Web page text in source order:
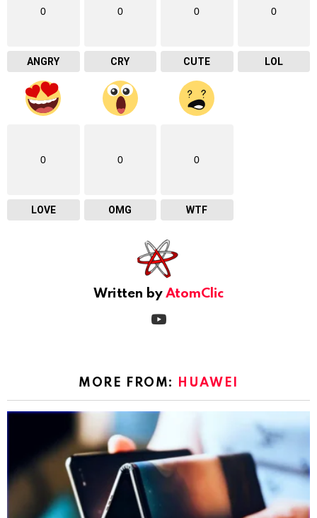
0
ANGRY
0
CRY
0
CUTE
0
LOL
0
LOVE
0
OMG
0
WTF
Written by AtomClic
MORE FROM: HUAWEI